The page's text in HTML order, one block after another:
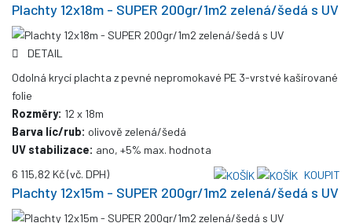
Plachty 12x18m - SUPER 200gr/1m2 zelená/šedá s UV
DETAIL
Odolná krycí plachta z pevné nepromokavé PE 3-vrstvé kašírované
folie
Rozměry: 12 x 18m
Barva líc/rub: olivově zelená/šedá
UV stabilizace: ano, +5% max. hodnota
6 115,82 Kč(vč. DPH) KOUPIT
Plachty 12x15m - SUPER 200gr/1m2 zelená/šedá s UV